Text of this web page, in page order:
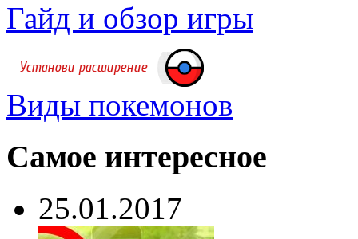
Гайд и обзор игры
Виды покемонов
Самое интересное
25.01.2017